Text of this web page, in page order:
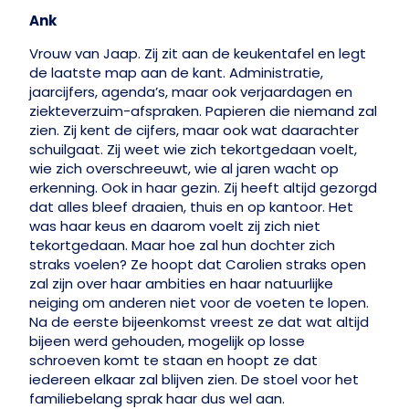
Ank
Vrouw van Jaap. Zij zit aan de keukentafel en legt
de laatste map aan de kant. Administratie,
jaarcijfers, agenda’s, maar ook verjaardagen en
ziekteverzuim-afspraken. Papieren die niemand zal
zien. Zij kent de cijfers, maar ook wat daarachter
schuilgaat. Zij weet wie zich tekortgedaan voelt,
wie zich overschreeuwt, wie al jaren wacht op
erkenning. Ook in haar gezin. Zij heeft altijd gezorgd
dat alles bleef draaien, thuis en op kantoor. Het
was haar keus en daarom voelt zij zich niet
tekortgedaan. Maar hoe zal hun dochter zich
straks voelen? Ze hoopt dat Carolien straks open
zal zijn over haar ambities en haar natuurlijke
neiging om anderen niet voor de voeten te lopen.
Na de eerste bijeenkomst vreest ze dat wat altijd
bijeen werd gehouden, mogelijk op losse
schroeven komt te staan en hoopt ze dat
iedereen elkaar zal blijven zien. De stoel voor het
familiebelang sprak haar dus wel aan.